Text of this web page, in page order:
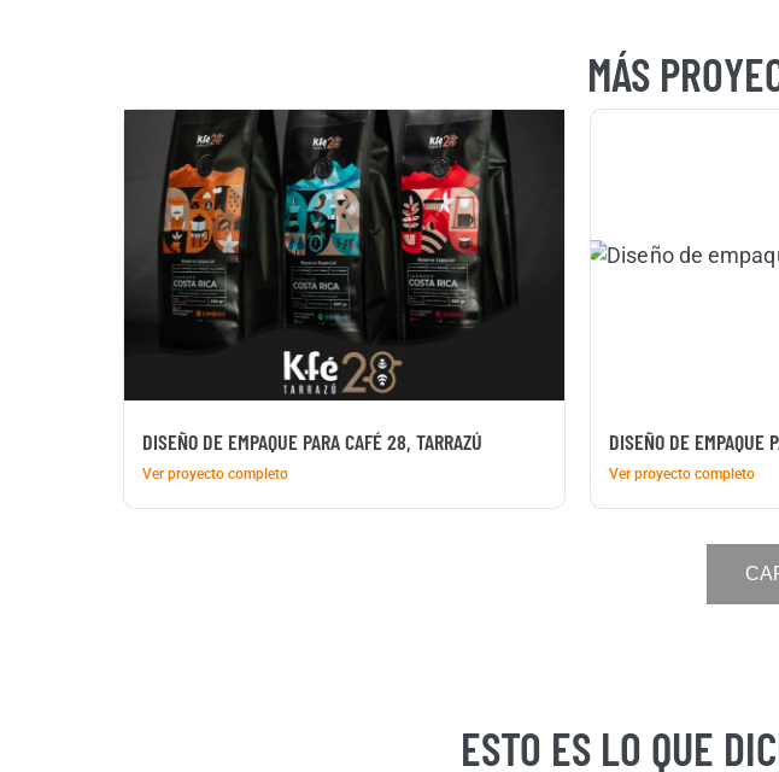
MÁS
DISEÑO DE EMPAQUE PARA CAFÉ 28, TARRAZÚ
Ver proyecto completo
DISEÑO DE EMPAQUE
Ver proyecto completo
ESTO ES LO QUE